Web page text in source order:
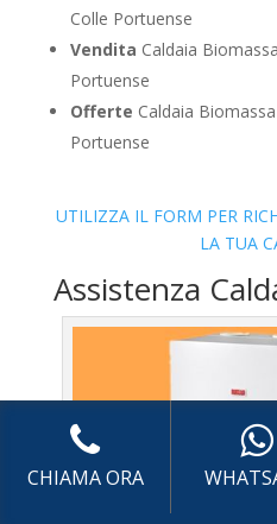
Colle Portuense
Vendita Caldaia
Portuense
Offerte Caldaia
Portuense
UTILIZZA IL FORM PER
LA TUA
Assistenza
CHIAMA ORA